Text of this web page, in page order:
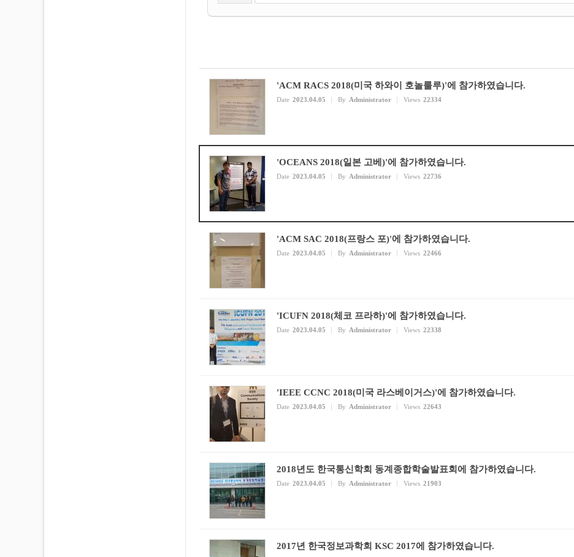
'ACM RACS 2018(미국 하와이 호놀룰루)'에 참가하였습니다.
Date 2023.04.05 By Administrator Views 22334
'OCEANS 2018(일본 고베)'에 참가하였습니다.
Date 2023.04.05 By Administrator Views 22736
'ACM SAC 2018(프랑스 포)'에 참가하였습니다.
Date 2023.04.05 By Administrator Views 22466
'ICUFN 2018(체코 프라하)'에 참가하였습니다.
Date 2023.04.05 By Administrator Views 22338
'IEEE CCNC 2018(미국 라스베이거스)'에 참가하였습니다.
Date 2023.04.05 By Administrator Views 22643
2018년도 한국통신학회 동계종합학술발표회에 참가하였습니다.
Date 2023.04.05 By Administrator Views 21903
2017년 한국정보과학회 KSC 2017에 참가하였습니다.